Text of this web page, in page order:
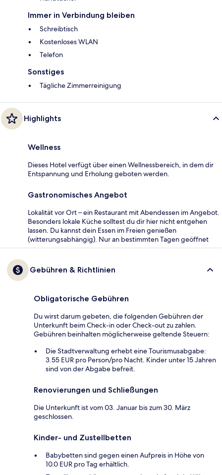
Immer in Verbindung bleiben
Schreibtisch
Kostenloses WLAN
Telefon
Sonstiges
Tägliche Zimmerreinigung
Highlights
Wellness
Dieses Hotel verfügt über einen Wellnessbereich, in dem dir
Entspannung und Erholung geboten werden.
Gastronomisches Angebot
Lokalität vor Ort – ein Restaurant mit Abendessen im Angebot.
Besonders lokale Küche solltest du dir hier nicht entgehen
lassen. Du kannst dein Essen im Freien genießen
(witterungsabhängig). Nur an bestimmten Tagen geöffnet
Gebühren & Richtlinien
Obligatorische Gebühren
Du wirst darum gebeten, die folgenden Gebühren der
Unterkunft beim Check-in oder Check-out zu zahlen.
Gebühren beinhalten möglicherweise geltende Steuern:
Die Stadtverwaltung erhebt eine Tourismusabgabe:
3.55 EUR pro Person/pro Nacht. Kinder unter 15 Jahren
sind von der Abgabe befreit.
Renovierungen und Schließungen
Die Unterkunft ist vom 03. Januar bis zum 30. März
geschlossen.
Kinder- und Zustellbetten
Babybetten sind gegen einen Aufpreis in Höhe von
10.0 EUR pro Tag erhältlich.